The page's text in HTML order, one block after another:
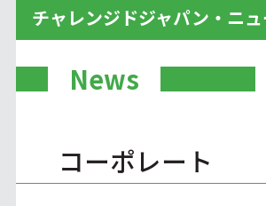
チャレンジドジャパン・ニ
News
コーポレート